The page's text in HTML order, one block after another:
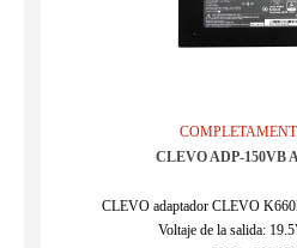
CLEVO ADP-150VB
CLEVO adaptador CLEVO
Voltaje de la salida: